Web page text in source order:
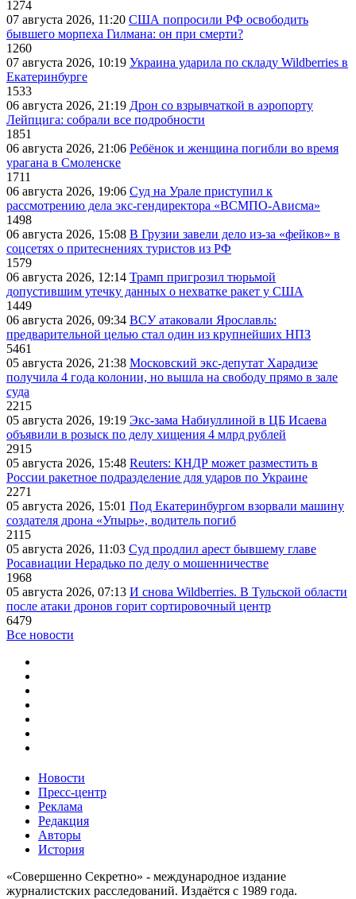
1274
07 августа 2026, 11:20 США попросили РФ освободить
бывшего морпеха Гилмана: он при смерти?
1260
07 августа 2026, 10:19 Украина ударила по складу Wildberries в
Екатеринбурге
1533
06 августа 2026, 21:19 Дрон со взрывчаткой в аэропорту
Лейпцига: собрали все подробности
1851
06 августа 2026, 21:06 Ребёнок и женщина погибли во время
урагана в Смоленске
1711
06 августа 2026, 19:06 Суд на Урале приступил к
рассмотрению дела экс-гендиректора «ВСМПО-Ависма»
1498
06 августа 2026, 15:08 В Грузии завели дело из-за «фейков» в
соцсетях о притеснениях туристов из РФ
1579
06 августа 2026, 12:14 Трамп пригрозил тюрьмой
допустившим утечку данных о нехватке ракет у США
1449
06 августа 2026, 09:34 ВСУ атаковали Ярославль:
предварительной целью стал один из крупнейших НПЗ
5461
05 августа 2026, 21:38 Московский экс-депутат Харадизе
получила 4 года колонии, но вышла на свободу прямо в зале
суда
2215
05 августа 2026, 19:19 Экс-зама Набиуллиной в ЦБ Исаева
объявили в розыск по делу хищения 4 млрд рублей
2915
05 августа 2026, 15:48 Reuters: КНДР может разместить в
России ракетное подразделение для ударов по Украине
2271
05 августа 2026, 15:01 Под Екатеринбургом взорвали машину
создателя дрона «Упырь», водитель погиб
2115
05 августа 2026, 11:03 Суд продлил арест бывшему главе
Росавиации Нерадько по делу о мошенничестве
1968
05 августа 2026, 07:13 И снова Wildberries. В Тульской области
после атаки дронов горит сортировочный центр
6479
Все новости
Новости
Пресс-центр
Реклама
Редакция
Авторы
История
«Совершенно Секретно» - международное издание
журналистских расследований. Издаётся с 1989 года.